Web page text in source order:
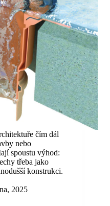
čím dál
nebo
spoustu výhod:
třeba jako
konstrukci.
2025